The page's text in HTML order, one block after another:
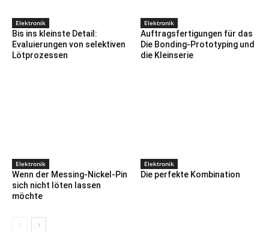
Elektronik
Bis ins kleinste Detail:
Evaluierungen von selektiven
Lötprozessen
Elektronik
Auftragsfertigungen für das
Die Bonding-Prototyping und
die Kleinserie
Elektronik
Wenn der Messing-Nickel-Pin
sich nicht löten lassen
möchte
Elektronik
Die perfekte Kombination